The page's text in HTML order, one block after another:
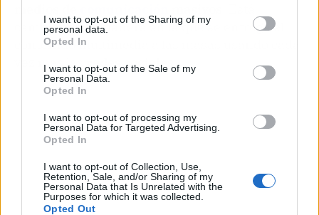
I want to opt-out of the Sharing of my
personal data.
Opted In
I want to opt-out of the Sale of my
Personal Data.
Opted In
I want to opt-out of processing my
Personal Data for Targeted Advertising.
Opted In
I want to opt-out of Collection, Use,
Retention, Sale, and/or Sharing of my
Personal Data that Is Unrelated with the
Purposes for which it was collected.
Opted Out
cambiando la manera en la que se entrega el
contenido multimedia a las masas usando cada
vez más las
redes sociales